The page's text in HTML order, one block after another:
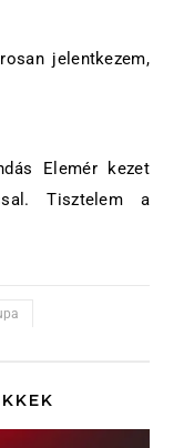
jelentkezem,
Elemér kezet
Tisztelem a